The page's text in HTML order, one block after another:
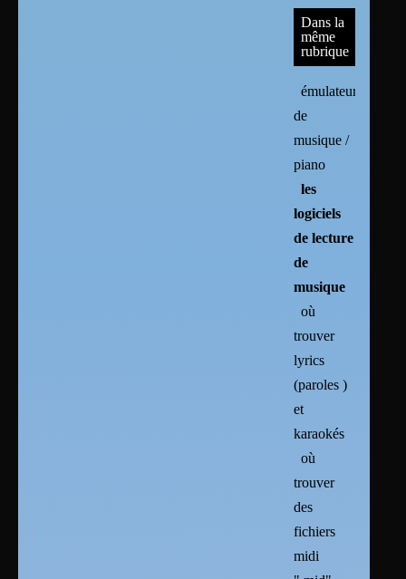
Dans la
même
rubrique
émulateur
de
musique /
piano
les
logiciels
de lecture
de
musique
où
trouver
lyrics
(paroles )
et
karaokés
où
trouver
des
fichiers
midi